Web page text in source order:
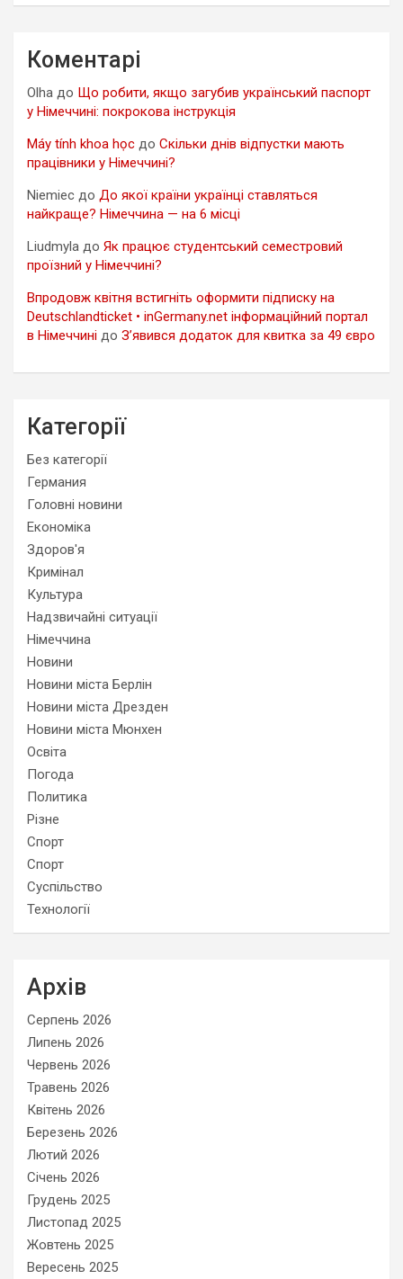
Коментарі
Olha до Що робити, якщо загубив український паспорт
у Німеччині: покрокова інструкція
Máy tính khoa học до Скільки днів відпустки мають
працівники у Німеччині?
Niemiec до До якої країни українці ставляться
найкраще? Німеччина — на 6 місці
Liudmyla до Як працює студентський семестровий
проїзний у Німеччині?
Впродовж квітня встигніть оформити підписку на
Deutschlandticket • inGermany.net інформаційний портал
в Німеччині до З’явився додаток для квитка за 49 євро
Категорії
Без категорії
Германия
Головні новини
Економіка
Здоров'я
Кримінал
Культура
Надзвичайні ситуації
Німеччина
Новини
Новини міста Берлін
Новини міста Дрезден
Новини міста Мюнхен
Освіта
Погода
Политика
Різне
Спорт
Спорт
Суспільство
Технології
Архів
Серпень 2026
Липень 2026
Червень 2026
Травень 2026
Квітень 2026
Березень 2026
Лютий 2026
Січень 2026
Грудень 2025
Листопад 2025
Жовтень 2025
Вересень 2025